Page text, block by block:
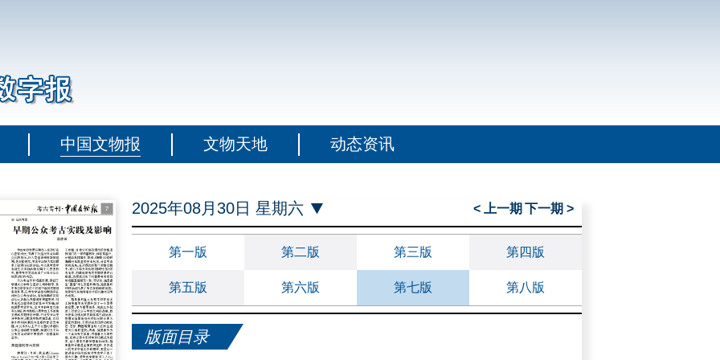
中国文物报 文物天地 动态资讯
2025年08月30日 星期六 < 上一期 下一期 >
第一版 第二版 第三版 第四版
第五版 第六版 第七版 第八版
版面目录